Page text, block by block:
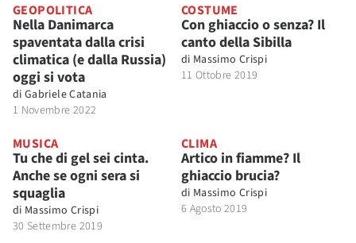
GEOPOLITICA
Nella Danimarca
spaventata dalla crisi
climatica (e dalla Russia)
oggi si vota
di Gabriele Catania
1 Novembre 2022
COSTUME
Con ghiaccio o senza? Il
canto della Sibilla
di Massimo Crispi
11 Ottobre 2019
MUSICA
Tu che di gel sei cinta.
Anche se ogni sera si
squaglia
di Massimo Crispi
30 Settembre 2019
CLIMA
Artico in fiamme? Il
ghiaccio brucia?
di Massimo Crispi
6 Agosto 2019